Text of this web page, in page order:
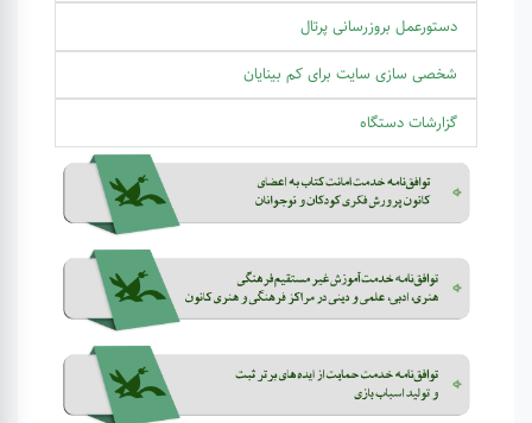
دستورعمل بروزرسانی پرتال
شخصی سازی سایت برای کم بینایان
گزارشات دستگاه